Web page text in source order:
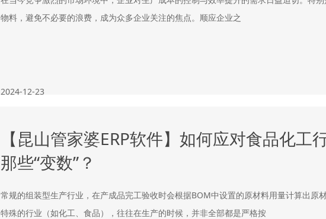
物料，避免不必要的浪费，成为众多企业关注的焦点。顺应企业之
2024-12-23
【昆山管家婆ERP软件】如何应对食品化工
那些“变数”？
常规的组装型生产行业，在产成品完工验收时会根据BOM中设置的原材料用量计算出原
特殊的行业（如化工、食品），往往在生产的时候，并非全部都是严格按